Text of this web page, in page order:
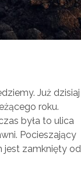
Już dzisiaj
roku.
była to ulica
Pocieszający
jest zamknięty od